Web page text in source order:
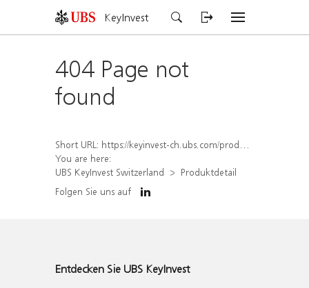
KeyInvest
404 Page not
found
Short URL: https://keyinvest-ch.ubs.com/produkt/detail/index/isin/CH1582455510
You are here:
UBS KeyInvest Switzerland
Produktdetail
Folgen Sie uns auf
Entdecken Sie UBS KeyInvest